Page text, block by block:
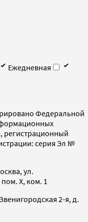
Ежедневная
Федеральной
регистрационный
серия Эл №
ул.
X, ком. 1
2-я, д.